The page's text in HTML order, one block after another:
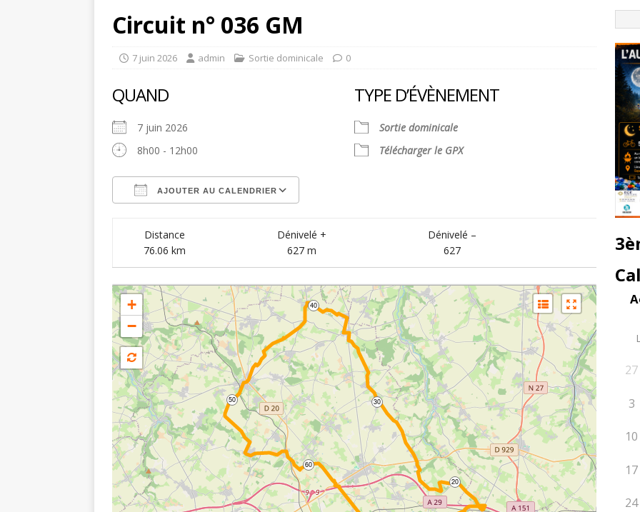
Circuit n° 036 GM
7 juin 2026 admin Sortie dominicale 0
QUAND
7 juin 2026
8h00 - 12h00
AJOUTER AU CALENDRIER
TYPE D’ÉVÈNEMENT
Sortie dominicale
Télécharger le GPX
Distance
76.06 km
Dénivelé +
627 m
Dénivelé –
627
40
20
60
30
50
+
−
L
27
3
10
17
24